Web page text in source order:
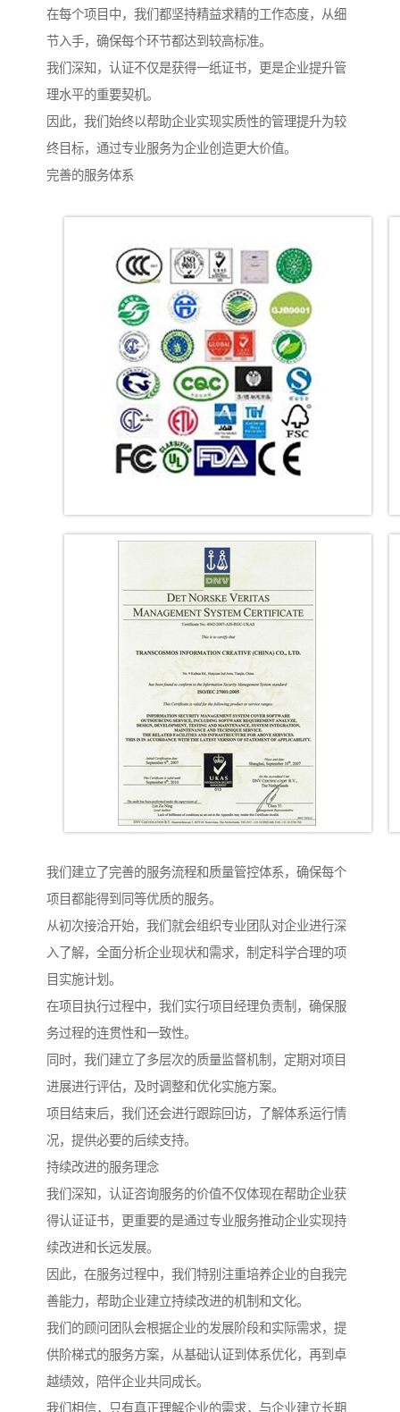
在每个项目中，我们都坚持精益求精的工作态度，从细
节入手，确保每个环节都达到较高标准。
我们深知，认证不仅是获得一纸证书，更是企业提升管
理水平的重要契机。
因此，我们始终以帮助企业实现实质性的管理提升为较
终目标，通过专业服务为企业创造更大价值。
完善的服务体系
我们建立了完善的服务流程和质量管控体系，确保每个
项目都能得到同等优质的服务。
从初次接洽开始，我们就会组织专业团队对企业进行深
入了解，全面分析企业现状和需求，制定科学合理的项
目实施计划。
在项目执行过程中，我们实行项目经理负责制，确保服
务过程的连贯性和一致性。
同时，我们建立了多层次的质量监督机制，定期对项目
进展进行评估，及时调整和优化实施方案。
项目结束后，我们还会进行跟踪回访，了解体系运行情
况，提供必要的后续支持。
持续改进的服务理念
我们深知，认证咨询服务的价值不仅体现在帮助企业获
得认证证书，更重要的是通过专业服务推动企业实现持
续改进和长远发展。
因此，在服务过程中，我们特别注重培养企业的自我完
善能力，帮助企业建立持续改进的机制和文化。
我们的顾问团队会根据企业的发展阶段和实际需求，提
供阶梯式的服务方案，从基础认证到体系优化，再到卓
越绩效，陪伴企业共同成长。
我们相信，只有真正理解企业的需求，与企业建立长期